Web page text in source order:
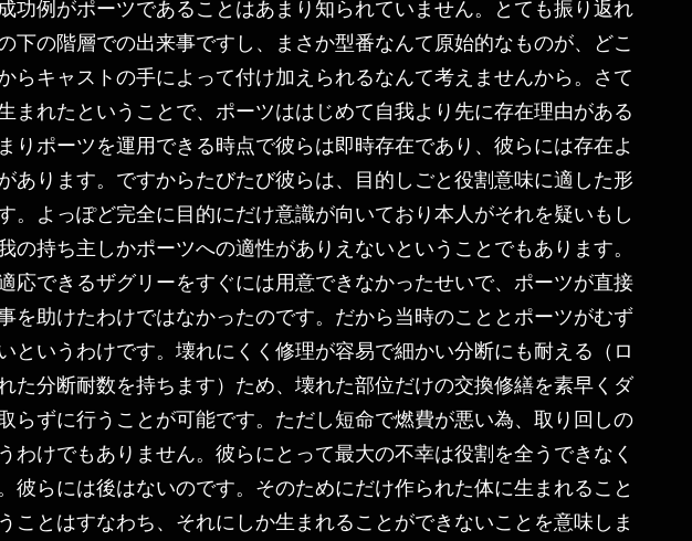
功例がポーツであることはあまり知られていません。とても振り返れ
下の階層での出来事ですし、まさか型番なんて原始的なものが、どこ
らキャストの手によって付け加えられるなんて考えませんから。さて
まれたということで、ポーツははじめて自我より先に存在理由がある
りポーツを運用できる時点で彼らは即時存在であり、彼らには存在よ
あります。ですからたびたび彼らは、目的しごと役割意味に適した形
。よっぽど完全に目的にだけ意識が向いており本人がそれを疑いもし
の持ち主しかポーツへの適性がありえないということでもあります。
応できるザグリーをすぐには用意できなかったせいで、ポーツが直接
を助けたわけではなかったのです。だから当時のこととポーツがむず
というわけです。壊れにくく修理が容易で細かい分断にも耐える（ロ
た分断耐数を持ちます）ため、壊れた部位だけの交換修繕を素早くダ
らずに行うことが可能です。ただし短命で燃費が悪い為、取り回しの
わけでもありません。彼らにとって最大の不幸は役割を全うできなく
彼らには後はないのです。そのためにだけ作られた体に生まれること
ことはすなわち、それにしか生まれることができないことを意味しま